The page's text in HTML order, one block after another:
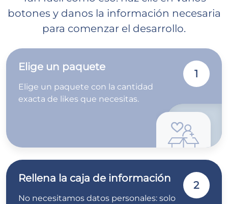
botones y danos la información necesaria
para comenzar el desarrollo.
Elige un paquete
Elige un paquete con la cantidad
exacta de likes que necesitas.
1
Rellena la caja de información
No necesitamos datos personales: solo
2